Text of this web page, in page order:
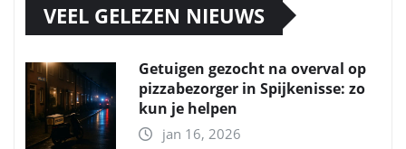
VEEL GELEZEN NIEUWS
Getuigen gezocht na overval op
pizzabezorger in Spijkenisse: zo
kun je helpen
jan 16, 2026